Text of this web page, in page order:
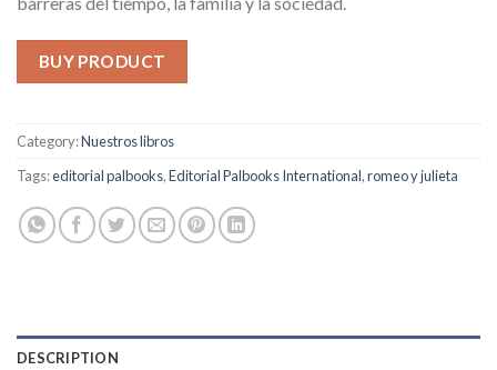
BUY PRODUCT
Category:Nuestros libros
Tags:editorial palbooks,Editorial Palbooks International,romeo y julieta
DESCRIPTION